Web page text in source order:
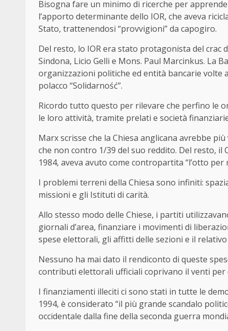
Bisogna fare un minimo di ricerche per
l’apporto determinante dello IOR, che aveva
Stato, trattenendosi “provvigioni” da capogiro.
Del resto, lo IOR era stato protagonista del crac
Sindona, Licio Gelli e Mons. Paul Marcinkus. La
organizzazioni politiche ed entità bancarie volte
polacco “Solidarność”.
Ricordo tutto questo per rilevare che perfino le
le loro attività, tramite prelati e società
Marx scrisse che la Chiesa anglicana avrebbe
che non contro 1/39 del suo reddito. Del resto, il
1984, aveva avuto come contropartita “l’otto per
I problemi terreni della Chiesa sono infiniti:
missioni e gli Istituti di carità.
Allo stesso modo delle Chiese, i partiti
giornali d’area, finanziare i movimenti di
spese elettorali, gli affitti delle sezioni e il
Nessuno ha mai dato il rendiconto di queste
contributi elettorali ufficiali coprivano il venti per
I finanziamenti illeciti ci sono stati in tutte le
1994, è considerato “il più grande scandalo
occidentale dalla fine della seconda guerra